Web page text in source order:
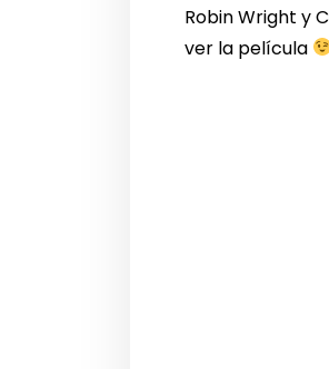
Robin Wright y
ver la película